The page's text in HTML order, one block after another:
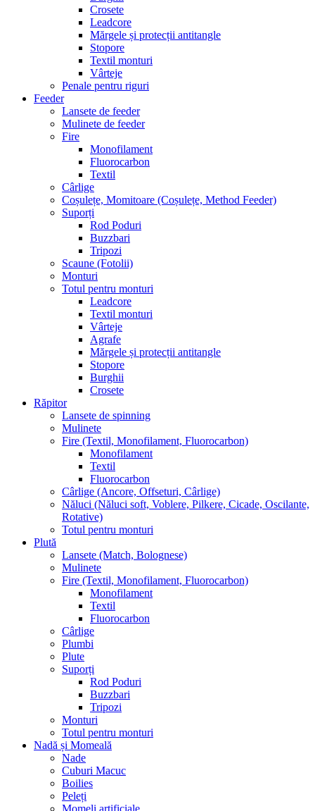
Crosete
Leadcore
Mărgele și protecții antitangle
Stopore
Textil monturi
Vârteje
Penale pentru riguri
Feeder
Lansete de feeder
Mulinete de feeder
Fire
Monofilament
Fluorocarbon
Textil
Cârlige
Coșulețe, Momitoare (Coșulețe, Method Feeder)
Suporți
Rod Poduri
Buzzbari
Tripozi
Scaune (Fotolii)
Monturi
Totul pentru monturi
Leadcore
Textil monturi
Vârteje
Agrafe
Mărgele și protecții antitangle
Stopore
Burghii
Crosete
Răpitor
Lansete de spinning
Mulinete
Fire (Textil, Monofilament, Fluorocarbon)
Monofilament
Textil
Fluorocarbon
Cârlige (Ancore, Offseturi, Cârlige)
Năluci (Năluci soft, Voblere, Pilkere, Cicade, Oscilante,
Rotative)
Totul pentru monturi
Plută
Lansete (Match, Bolognese)
Mulinete
Fire (Textil, Monofilament, Fluorocarbon)
Monofilament
Textil
Fluorocarbon
Cârlige
Plumbi
Plute
Suporți
Rod Poduri
Buzzbari
Tripozi
Monturi
Totul pentru monturi
Nadă și Momeală
Nade
Cuburi Macuc
Boilies
Peleți
Momeli artificiale